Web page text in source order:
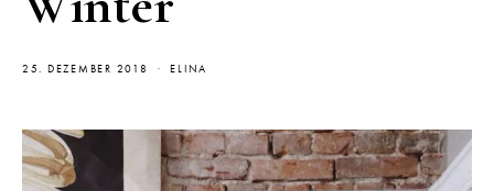
25. DEZEMBER 2018 ELINA